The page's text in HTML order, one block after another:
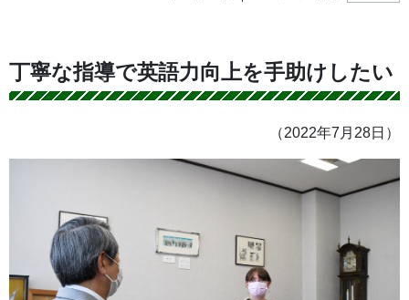
丁寧な指導で英語力向上を手助けしたい
（2022年7月28日）